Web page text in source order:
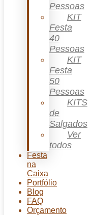
Pessoas
KIT
Festa
40
Pessoas
KIT
Festa
50
Pessoas
KITS
de
Salgados
Ver
todos
Festa
na
Caixa
Portfólio
Blog
FAQ
Orçamento